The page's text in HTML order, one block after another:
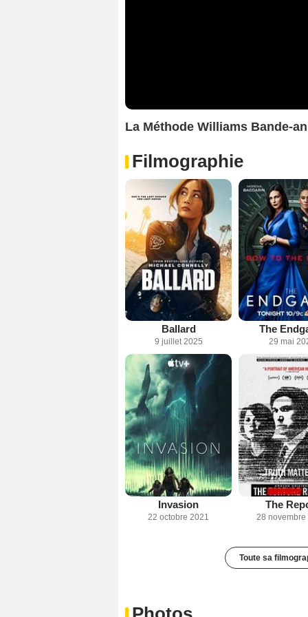
La Méthode Williams Bande-
Filmographie
Ballard
9 juillet 2025
The
29 mai
Invasion
22 octobre 2021
The
28 novembre
Toute sa